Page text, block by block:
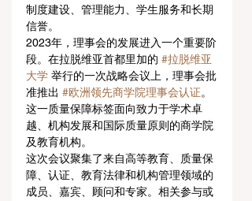
制度建设、管理能力、学生服务和长期
信誉。
2023年，理事会的发展进入一个重要阶
段。在拉脱维亚首都里加的 #拉脱维亚
大学 举行的一次战略会议上，理事会批
准推出 #欧洲领先商学院理事会认证。
这一质量保障标签面向致力于学术卓
越、机构发展和国际质量原则的商学院
及教育机构。
这次会议聚集了来自高等教育、质量保
障、认证、教育法律和机构管理领域的
成员、嘉宾、顾问和专家。相关参与或